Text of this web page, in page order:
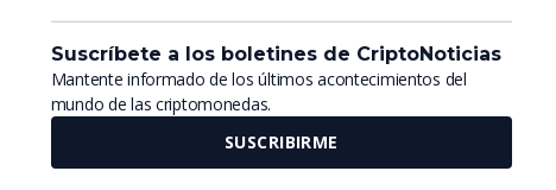
Suscríbete a los boletines de CriptoNoticias
Mantente informado de los últimos acontecimientos del
mundo de las criptomonedas.
SUSCRIBIRME